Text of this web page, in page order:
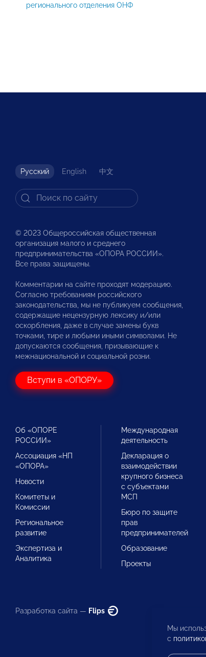
регионального отделения ОНФ
Русский English 中文
© 2023 Общероссийская общественная
организация малого и среднего
предпринимательства «ОПОРА РОССИИ».
Все права защищены.
Комментарии на сайте проходят модерацию.
Согласно требованиям российского
законодательства, мы не публикуем сообщения,
содержащие нецензурную лексику и/или
оскорбления, даже в случае замены букв
точками, тире и любыми иными символами. Не
допускаются сообщения, призывающие к
межнациональной и социальной розни.
Вступи в «ОПОРУ»
Об «ОПОРЕ
РОССИИ»
Ассоциация «НП
«ОПОРА»
Новости
Комитеты и
Комиссии
Региональное
развитие
Экспертиза и
Аналитика
Международная
деятельность
Декларация о
взаимодействии
крупного бизнеса
с субъектами
МСП
Бюро по защите
прав
предпринимателей
Образование
Проекты
Разработка сайта — Flips
Мы
с